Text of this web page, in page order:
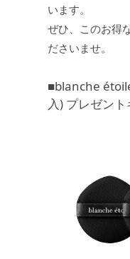
います。
ぜひ、このお得
ださいませ。
■blanche
入) プレゼン